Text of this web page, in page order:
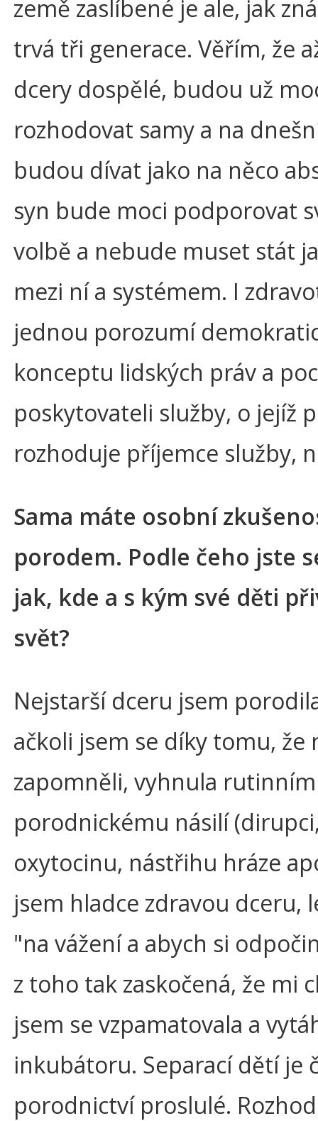
země zaslíbené je ale, jak
trvá tři generace. Věřím, že
dcery dospělé, budou už
rozhodovat samy a na
budou dívat jako na něco
syn bude moci podporovat
volbě a nebude muset stát
mezi ní a systémem. I
jednou porozumí
konceptu lidských práv a
poskytovateli služby, o jejíž
rozhoduje příjemce služby,
Sama máte osobní
porodem. Podle čeho jste
jak, kde a s kým své děti
svět?
Nejstarší dceru jsem
ačkoli jsem se díky tomu, že
zapomněli, vyhnula
porodnickému násilí
oxytocinu, nástřihu hráze
jsem hladce zdravou dceru,
"na vážení a abych si
z toho tak zaskočená, že mi
jsem se vzpamatovala a
inkubátoru. Separací dětí je
porodnictví proslulé.